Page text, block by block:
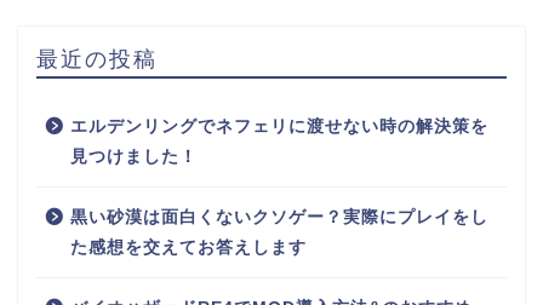
最近の投稿
エルデンリングでネフェリに渡せない時の解決策を
見つけました！
黒い砂漠は面白くないクソゲー？実際にプレイをし
た感想を交えてお答えします